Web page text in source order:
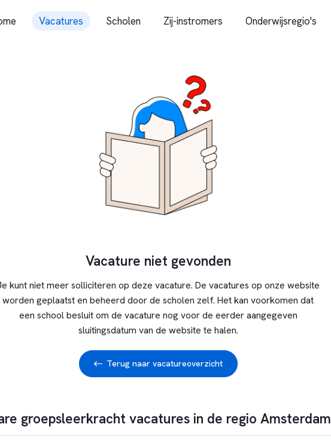
Vacatures Scholen Zij-instromers Onderwijsregio's
Vacature niet gevonden
kunt niet meer solliciteren op deze vacature. De vacatures op onze website
worden geplaatst en beheerd door de scholen zelf. Het kan voorkomen dat
een school besluit om de vacature nog voor de eerder aangegeven
sluitingsdatum van de website te halen.
Terug naar vacatureoverzicht
groepsleerkracht vacatures in de regio Amsterdam